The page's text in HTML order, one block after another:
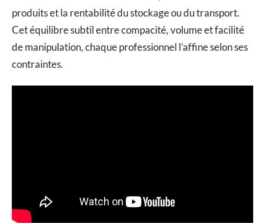
produits et la rentabilité du stockage ou du transport.
Cet équilibre subtil entre compacité, volume et facilité
de manipulation, chaque professionnel l’affine selon ses
contraintes.